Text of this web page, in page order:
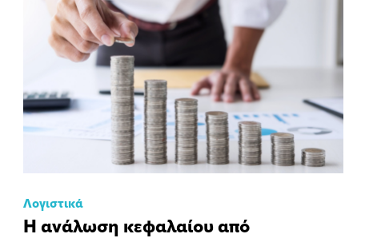
Λογιστικά
Η ανάλωση κεφαλαίου από